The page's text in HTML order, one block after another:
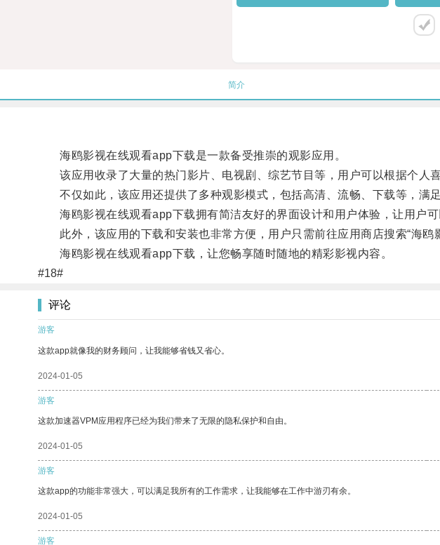
简介
海鸥影视在线观看app下载是一款备受推崇的观影应用。
该应用收录了大量的热门影片、电视剧、综艺节目等，用户可以根据个人喜
不仅如此，该应用还提供了多种观影模式，包括高清、流畅、下载等，满足
海鸥影视在线观看app下载拥有简洁友好的界面设计和用户体验，让用户可
此外，该应用的下载和安装也非常方便，用户只需前往应用商店搜索“海鸥
海鸥影视在线观看app下载，让您畅享随时随地的精彩影视内容。
#18#
评论
游客
这款app就像我的财务顾问，让我能够省钱又省心。
2024-01-05
游客
这款加速器VPM应用程序已经为我们带来了无限的隐私保护和自由。
2024-01-05
游客
这款app的功能非常强大，可以满足我所有的工作需求，让我能够在工作中游刃有余。
2024-01-05
游客